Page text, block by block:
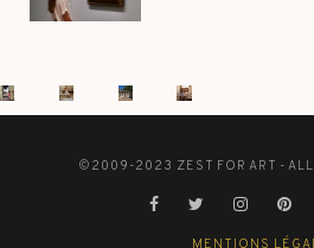
©2009-2023 ZEST FOR ART - ALL
MENTIONS